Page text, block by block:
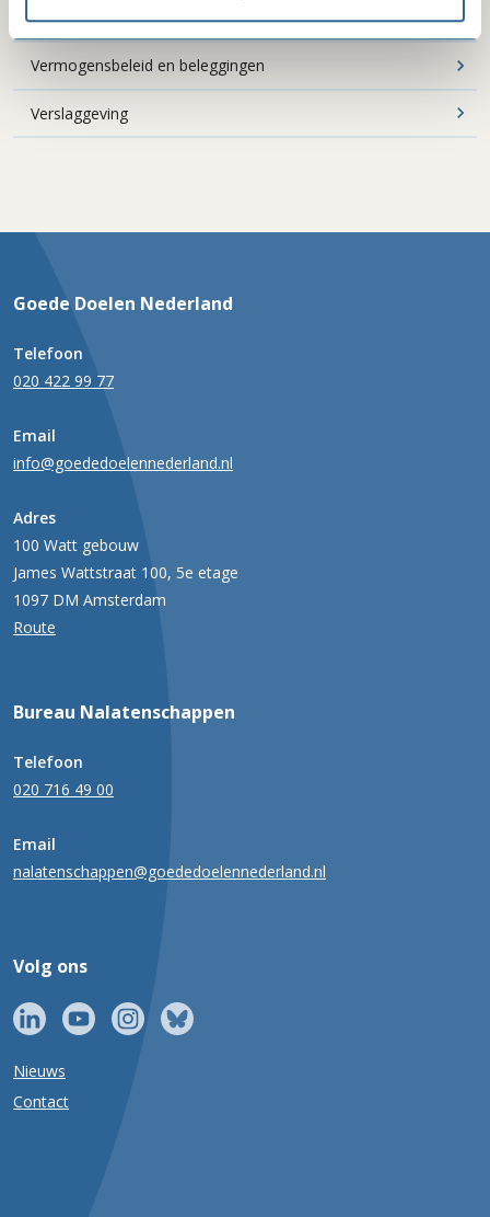
Schenken en nalaten
Vermogensbeleid en beleggingen
Verslaggeving
Goede Doelen Nederland
Telefoon
020 422 99 77
Email
info@goededoelennederland.nl
Adres
100 Watt gebouw
James Wattstraat 100, 5e etage
1097 DM Amsterdam
Route
Bureau Nalatenschappen
Telefoon
020 716 49 00
Email
nalatenschappen@goededoelennederland.nl
Volg ons
Nieuws
Contact